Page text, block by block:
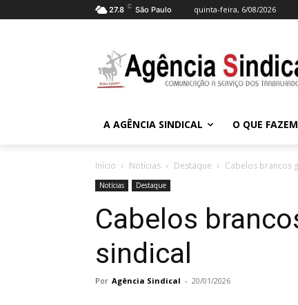
27.8 C São Paulo quinta-feira, 6/08/2026
A AGÊNCIA SINDICAL O QUE
Início Notícias Destaque Cabelos brancos
Notícias Destaque
Cabelos
sindical
Por Agência Sindical - 20/01/2026